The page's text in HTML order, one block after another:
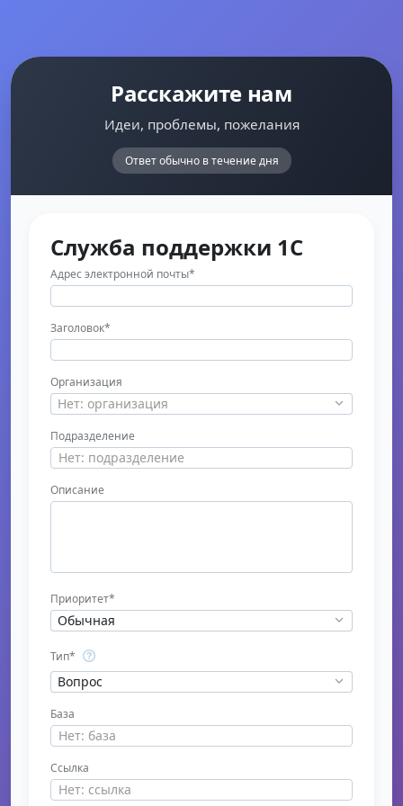
Расскажите нам
Идеи, проблемы, пожелания
Ответ обычно в течение дня
Служба поддержки 1C
Адрес электронной почты*
Заголовок*
Организация
Нет: организация
Подразделение
Описание
Приоритет*
Обычная
Тип*
Вопрос
База
Ссылка